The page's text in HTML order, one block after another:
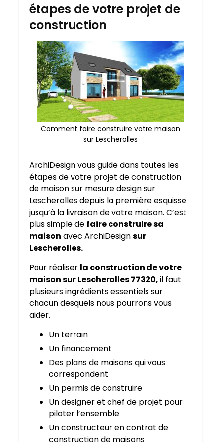
étapes de votre projet de
construction
Comment faire construire votre maison
sur Lescherolles
ArchiDesign vous guide dans toutes les
étapes de votre projet de construction
de maison sur mesure design sur
Lescherolles depuis la première esquisse
jusqu’à la livraison de votre maison. C’est
plus simple de faire construire sa
maison avec ArchiDesignsur
Lescherolles.
Pour réaliser la construction de votre
maison sur Lescherolles 77320,il faut
plusieurs ingrédients essentiels sur
chacun desquels nous pourrons vous
aider.
Un terrain
Un financement
Des plans de maisons qui vous
correspondent
Un permis de construire
Un designer et chef de projet pour
piloter l’ensemble
Un constructeur en contrat de
construction de maisons